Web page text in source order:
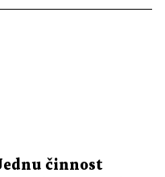
činnost